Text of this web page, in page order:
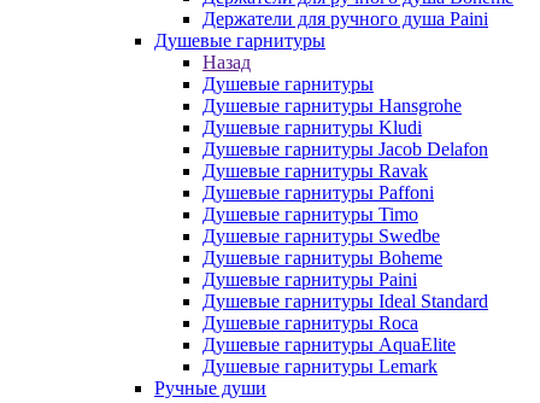
Держатели для ручного душа Paini
Душевые гарнитуры
Назад
Душевые гарнитуры
Душевые гарнитуры Hansgrohe
Душевые гарнитуры Kludi
Душевые гарнитуры Jacob Delafon
Душевые гарнитуры Ravak
Душевые гарнитуры Paffoni
Душевые гарнитуры Timo
Душевые гарнитуры Swedbe
Душевые гарнитуры Boheme
Душевые гарнитуры Paini
Душевые гарнитуры Ideal Standard
Душевые гарнитуры Roca
Душевые гарнитуры AquaElite
Душевые гарнитуры Lemark
Ручные души